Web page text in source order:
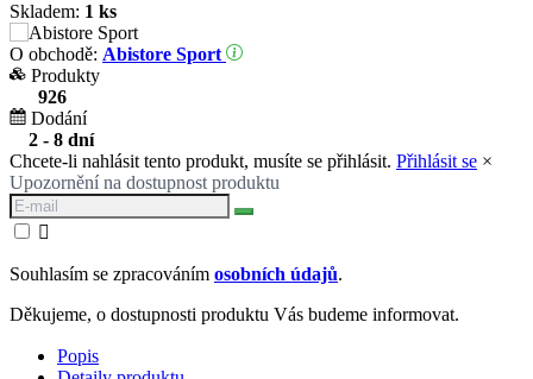
Skladem: 1 ks
O obchodě: Abistore Sport
Produkty
926
Dodání
2 - 8 dní
Chcete-li nahlásit tento produkt, musíte se přihlásit. Přihlásit se ×
Upozornění na dostupnost produktu

Souhlasím se zpracováním osobních údajů.
Děkujeme, o dostupnosti produktu Vás budeme informovat.
Popis